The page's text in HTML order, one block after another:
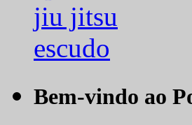
Bem-vindo ao